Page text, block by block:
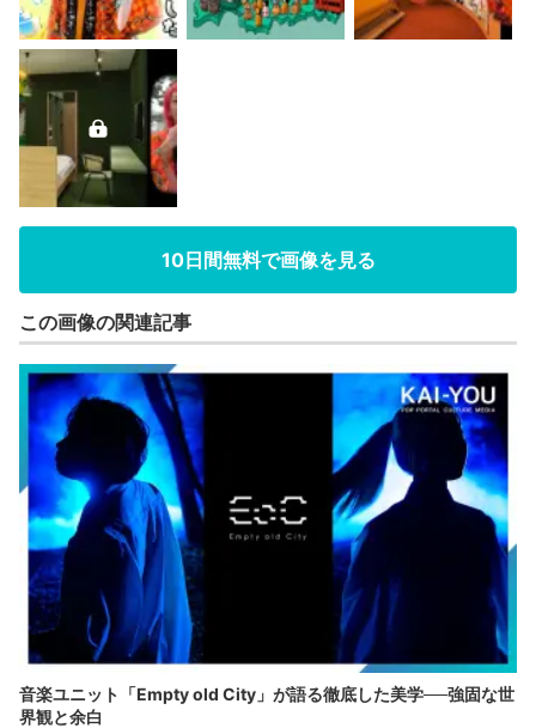
10日間無料で画像を見る
この画像の関連記事
音楽ユニット「Empty old City」が語る徹底した美学──強固な世
界観と余白